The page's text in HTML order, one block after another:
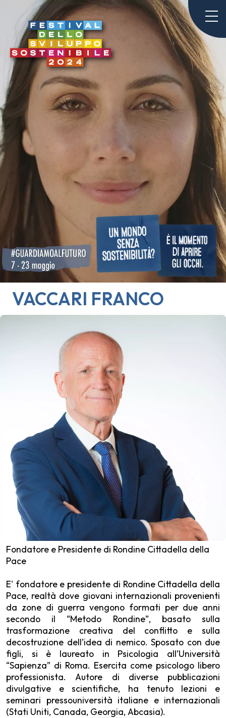
VACCARI FRANCO
Fondatore e Presidente di Rondine Cittadella della
Pace
E' fondatore e presidente di Rondine Cittadella della
Pace, realtà dove giovani internazionali provenienti
da zone di guerra vengono formati per due anni
secondo il “Metodo Rondine”, basato sulla
trasformazione creativa del conflitto e sulla
decostruzione dell’idea di nemico. Sposato con due
figli, si è laureato in Psicologia all’Università
“Sapienza” di Roma. Esercita come psicologo libero
professionista. Autore di diverse pubblicazioni
divulgative e scientifiche, ha tenuto lezioni e
seminari pressouniversità italiane e internazionali
(Stati Uniti, Canada, Georgia, Abcasia).